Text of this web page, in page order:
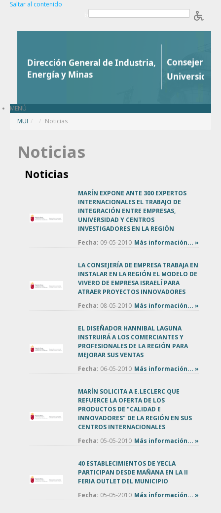
Saltar al contenido
MENÚ
MUI / Noticias
Noticias
Noticias
MARÍN EXPONE ANTE 300 EXPERTOS
INTERNACIONALES EL TRABAJO DE
INTEGRACIÓN ENTRE EMPRESAS,
UNIVERSIDAD Y CENTROS
INVESTIGADORES EN LA REGIÓN
Fecha: 09-05-2010 Más información... »
LA CONSEJERÍA DE EMPRESA TRABAJA EN
INSTALAR EN LA REGIÓN EL MODELO DE
VIVERO DE EMPRESA ISRAELÍ PARA
ATRAER PROYECTOS INNOVADORES
Fecha: 08-05-2010 Más información... »
EL DISEÑADOR HANNIBAL LAGUNA
INSTRUIRÁ A LOS COMERCIANTES Y
PROFESIONALES DE LA REGIÓN PARA
MEJORAR SUS VENTAS
Fecha: 06-05-2010 Más información... »
MARÍN SOLICITA A E.LECLERC QUE
REFUERCE LA OFERTA DE LOS
PRODUCTOS DE "CALIDAD E
INNOVADORES" DE LA REGIÓN EN SUS
CENTROS INTERNACIONALES
Fecha: 05-05-2010 Más información... »
40 ESTABLECIMIENTOS DE YECLA
PARTICIPAN DESDE MAÑANA EN LA II
FERIA OUTLET DEL MUNICIPIO
Fecha: 05-05-2010 Más información... »